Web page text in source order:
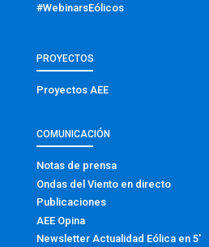
#WebinarsEólicos
PROYECTOS
Proyectos AEE
COMUNICACIÓN
Notas de prensa
Ondas del Viento en directo
Publicaciones
AEE Opina
Newsletter Actualidad Eólica en 5′